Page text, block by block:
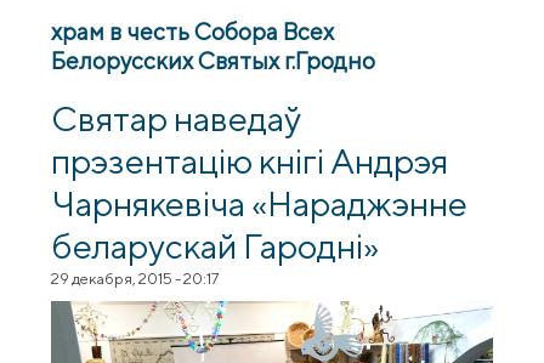
храм в честь Собора Всех
Белорусских Святых г.Гродно
Святар наведаў
прэзентацію кнігі Андрэя
Чарнякевіча «Нараджэнне
беларускай Гародні»
29 декабря, 2015 - 20:17